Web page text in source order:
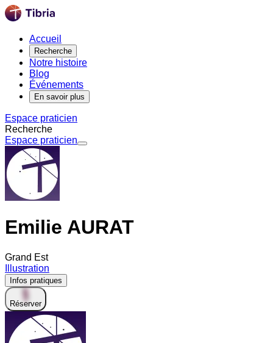
Accueil
Recherche
Notre histoire
Blog
Événements
En savoir plus
Espace praticien
Recherche
Espace praticien
Emilie AURAT
Grand Est
Illustration
Infos pratiques
Réserver